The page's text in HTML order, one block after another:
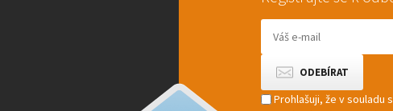
Prohlašuji, že v souladu